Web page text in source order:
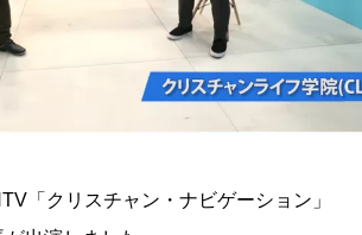
「クリスチャン・ナビゲーション」